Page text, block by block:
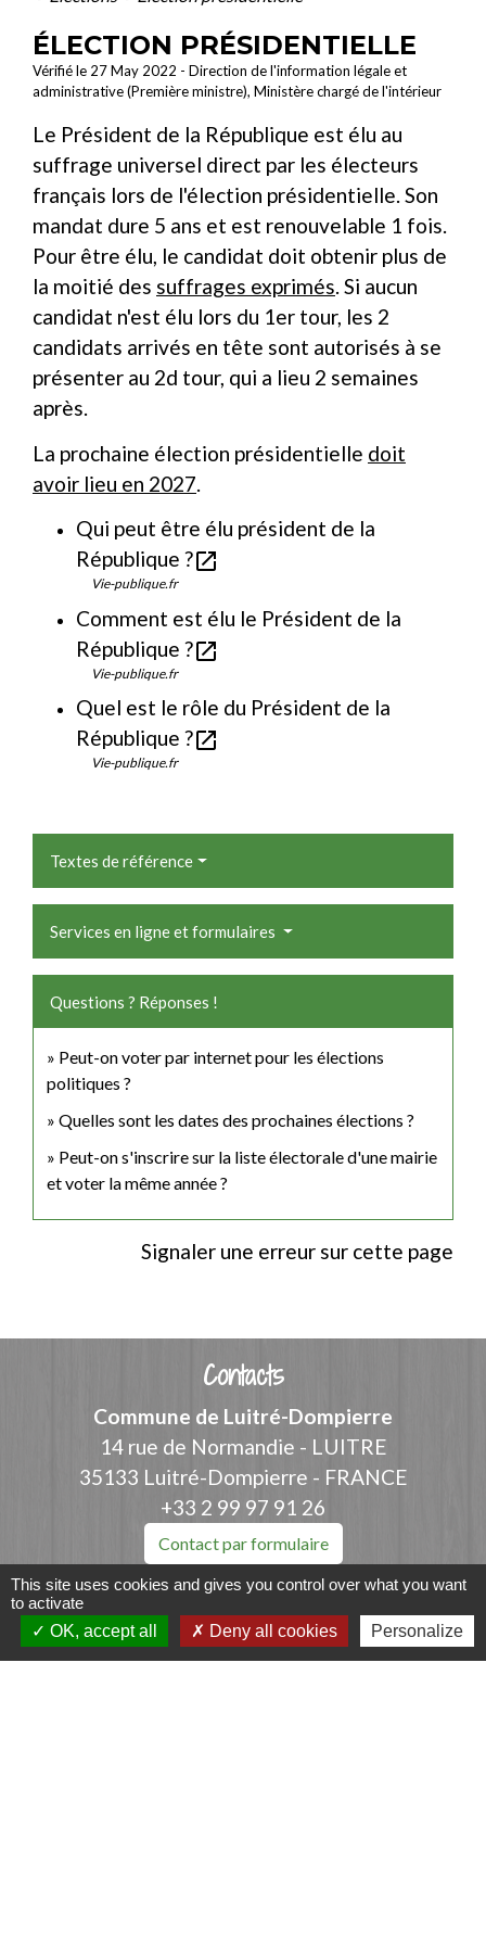
ÉLECTION PRÉSIDENTIELLE
Vérifié le 27 May 2022 - Direction de l'information légale et
administrative (Première ministre), Ministère chargé de l'intérieur
Le Président de la République est élu au
suffrage universel direct par les électeurs
français lors de l'élection présidentielle. Son
mandat dure 5 ans et est renouvelable 1 fois.
Pour être élu, le candidat doit obtenir plus de
la moitié des suffrages exprimés. Si aucun
candidat n'est élu lors du 1er tour, les 2
candidats arrivés en tête sont autorisés à se
présenter au 2d tour, qui a lieu 2 semaines
après.
La prochaine élection présidentielle doit
avoir lieu en 2027
Qui peut être élu président de la
République ?open_in_new
Vie-publique.fr
Comment est élu le Président de la
République ?open_in_new
Vie-publique.fr
Quel est le rôle du Président de la
République ?open_in_new
Vie-publique.fr
Textes de référence
Services en ligne et formulaires
Questions ? Réponses !
Peut-on voter par internet pour les élections
politiques ?
Quelles sont les dates des prochaines élections ?
Peut-on s'inscrire sur la liste électorale d'une mairie
et voter la même année ?
Signaler une erreur sur cette page
Contacts
Commune de Luitré-Dompierre
14 rue de Normandie - LUITRE
35133 Luitré-Dompierre - FRANCE
+33 2 99 97 91 26
Contact par formulaire
This site uses cookies and gives you control over what you want
to activate
OK, accept all
Deny all cookies Personalize